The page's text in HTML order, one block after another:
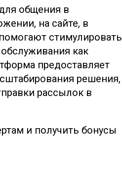
общения в
на сайте, в
стимулировать
как
предоставляет
решения,
рассылок в
и получить бонусы